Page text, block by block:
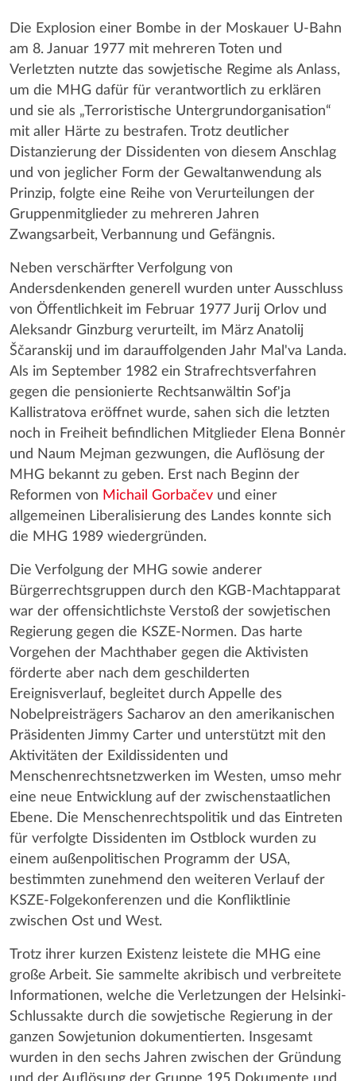
Die Explosion einer Bombe in der Moskauer U-Bahn
am 8. Januar 1977 mit mehreren Toten und
Verletzten nutzte das sowjetische Regime als Anlass,
um die MHG dafür für verantwortlich zu erklären
und sie als „Terroristische Untergrundorganisation“
mit aller Härte zu bestrafen. Trotz deutlicher
Distanzierung der Dissidenten von diesem Anschlag
und von jeglicher Form der Gewaltanwendung als
Prinzip, folgte eine Reihe von Verurteilungen der
Gruppenmitglieder zu mehreren Jahren
Zwangsarbeit, Verbannung und Gefängnis.
Neben verschärfter Verfolgung von
Andersdenkenden generell wurden unter Ausschluss
von Öffentlichkeit im Februar 1977 Jurij Orlov und
Aleksandr Ginzburg verurteilt, im März Anatolij
Ščaranskij und im darauffolgenden Jahr Mal'va Landa.
Als im September 1982 ein Strafrechtsverfahren
gegen die pensionierte Rechtsanwältin Sof'ja
Kallistratova eröffnet wurde, sahen sich die letzten
noch in Freiheit befindlichen Mitglieder Elena Bonnėr
und Naum Mejman gezwungen, die Auflösung der
MHG bekannt zu geben. Erst nach Beginn der
Reformen von Michail Gorbačev und einer
allgemeinen Liberalisierung des Landes konnte sich
die MHG 1989 wiedergründen.
Die Verfolgung der MHG sowie anderer
Bürgerrechtsgruppen durch den KGB-Machtapparat
war der offensichtlichste Verstoß der sowjetischen
Regierung gegen die KSZE-Normen. Das harte
Vorgehen der Machthaber gegen die Aktivisten
förderte aber nach dem geschilderten
Ereignisverlauf, begleitet durch Appelle des
Nobelpreisträgers Sacharov an den amerikanischen
Präsidenten Jimmy Carter und unterstützt mit den
Aktivitäten der Exildissidenten und
Menschenrechtsnetzwerken im Westen, umso mehr
eine neue Entwicklung auf der zwischenstaatlichen
Ebene. Die Menschenrechtspolitik und das Eintreten
für verfolgte Dissidenten im Ostblock wurden zu
einem außenpolitischen Programm der USA,
bestimmten zunehmend den weiteren Verlauf der
KSZE-Folgekonferenzen und die Konfliktlinie
zwischen Ost und West.
Trotz ihrer kurzen Existenz leistete die MHG eine
große Arbeit. Sie sammelte akribisch und verbreitete
Informationen, welche die Verletzungen der Helsinki-
Schlussakte durch die sowjetische Regierung in der
ganzen Sowjetunion dokumentierten. Insgesamt
wurden in den sechs Jahren zwischen der Gründung
und der Auflösung der Gruppe 195 Dokumente und